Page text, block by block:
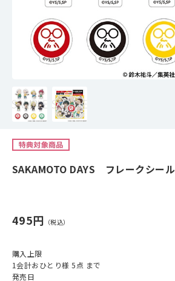
SAKAMOTO DAYS フレークシール
495円
購入上限
1会計おひとり様 5点 まで
発売日